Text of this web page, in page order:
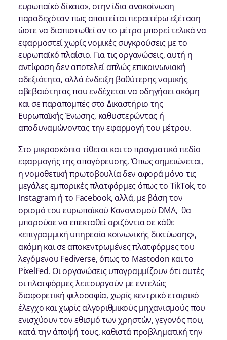
ευρωπαϊκό δίκαιο», στην ίδια ανακοίνωση
παραδεχόταν πως απαιτείται περαιτέρω εξέταση
ώστε να διαπιστωθεί αν το μέτρο μπορεί τελικά να
εφαρμοστεί χωρίς νομικές συγκρούσεις με το
ευρωπαϊκό πλαίσιο. Για τις οργανώσεις, αυτή η
αντίφαση δεν αποτελεί απλώς επικοινωνιακή
αδεξιότητα, αλλά ένδειξη βαθύτερης νομικής
αβεβαιότητας που ενδέχεται να οδηγήσει ακόμη
και σε παραπομπές στο Δικαστήριο της
Ευρωπαϊκής Ένωσης, καθυστερώντας ή
αποδυναμώνοντας την εφαρμογή του μέτρου.
Στο μικροσκόπιο τίθεται και το πραγματικό πεδίο
εφαρμογής της απαγόρευσης. Όπως σημειώνεται,
η νομοθετική πρωτοβουλία δεν αφορά μόνο τις
μεγάλες εμπορικές πλατφόρμες όπως το TikTok, το
Instagram ή το Facebook, αλλά, με βάση τον
ορισμό του ευρωπαϊκού Κανονισμού DMA, θα
μπορούσε να επεκταθεί οριζόντια σε κάθε
«επιγραμμική υπηρεσία κοινωνικής δικτύωσης»,
ακόμη και σε αποκεντρωμένες πλατφόρμες του
λεγόμενου Fediverse, όπως το Mastodon και το
PixelFed. Οι οργανώσεις υπογραμμίζουν ότι αυτές
οι πλατφόρμες λειτουργούν με εντελώς
διαφορετική φιλοσοφία, χωρίς κεντρικό εταιρικό
έλεγχο και χωρίς αλγοριθμικούς μηχανισμούς που
ενισχύουν τον εθισμό των χρηστών, γεγονός που,
κατά την άποψή τους, καθιστά προβληματική την